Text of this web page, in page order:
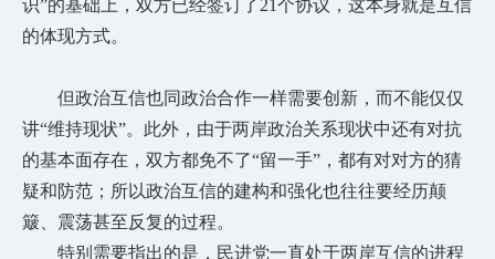
识”的基础上，双方已经签订了21个协议，这本身就是互信
的体现方式。
但政治互信也同政治合作一样需要创新，而不能仅仅
讲“维持现状”。此外，由于两岸政治关系现状中还有对抗
的基本面存在，双方都免不了“留一手”，都有对对方的猜
疑和防范；所以政治互信的建构和强化也往往要经历颠
簸、震荡甚至反复的过程。
特别需要指出的是，民进党一直处于两岸互信的进程